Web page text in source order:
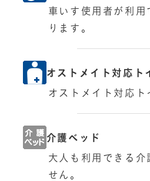
車いす使用者が利用
ります。
オストメイト対応ト
オストメイト対応ト
介護ベッド
大人も利用できる介
せん。